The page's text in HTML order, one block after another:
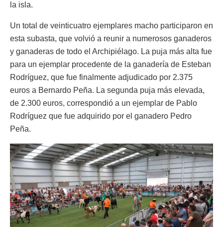
la isla.
Un total de veinticuatro ejemplares macho participaron en
esta subasta, que volvió a reunir a numerosos ganaderos
y ganaderas de todo el Archipiélago. La puja más alta fue
para un ejemplar procedente de la ganadería de Esteban
Rodríguez, que fue finalmente adjudicado por 2.375
euros a Bernardo Peña. La segunda puja más elevada,
de 2.300 euros, correspondió a un ejemplar de Pablo
Rodríguez que fue adquirido por el ganadero Pedro
Peña.